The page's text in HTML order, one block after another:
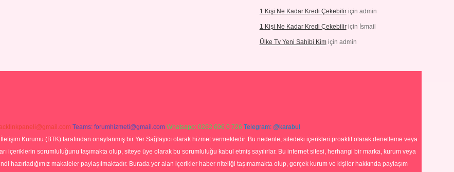
1 Kişi Ne Kadar Kredi Çekebiliriçin admin
1 Kişi Ne Kadar Kredi Çekebiliriçin İsmail
Ülke Tv Yeni Sahibi Kimiçin admin
Teams: forumhizmeti@gmail.com Whatsapp: 0262 606 0 726 Telegram: @karabul
Kurumu (BTK) tarafından onaylanmış bir Yer Sağlayıcı olarak hizmet vermektedir. Bu nedenle, sitedeki içerikleri proaktif olarak denetleme veya
içeriklerin sorumluluğunu taşımakta olup, siteye üye olarak bu sorumluluğu kabul etmiş sayılırlar. Bu internet sitesi, herhangi bir marka, kurum veya
hazırladığımız makaleler paylaşılmaktadır. Burada yer alan içerikler haber niteliği taşımamakta olup, gerçek kurum ve kişiler hakkında paylaşım